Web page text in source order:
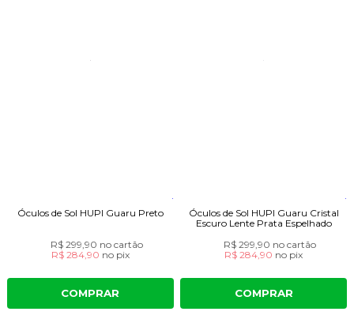
Óculos de Sol HUPI Guaru Preto
R$ 299,90 no cartão
R$ 284,90 no pix
COMPRAR
Óculos de Sol HUPI Guaru Cristal
Escuro Lente Prata Espelhado
R$ 299,90 no cartão
R$ 284,90 no pix
COMPRAR